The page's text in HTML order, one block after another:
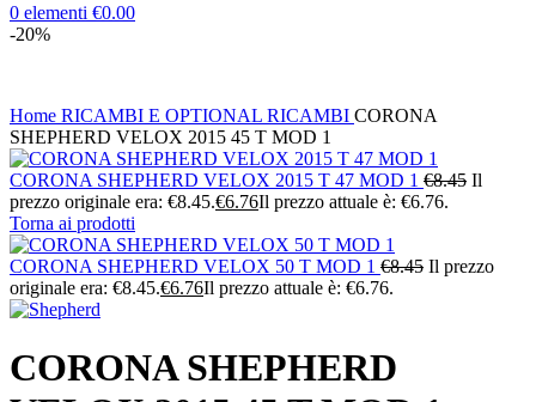
0 elementi €0.00
-20%
Home RICAMBI E OPTIONAL RICAMBI CORONA
SHEPHERD VELOX 2015 45 T MOD 1
CORONA SHEPHERD VELOX 2015 T 47 MOD 1 €8.45 Il
prezzo originale era: €8.45.€6.76Il prezzo attuale è: €6.76.
Torna ai prodotti
CORONA SHEPHERD VELOX 50 T MOD 1 €8.45 Il prezzo
originale era: €8.45.€6.76Il prezzo attuale è: €6.76.
CORONA SHEPHERD